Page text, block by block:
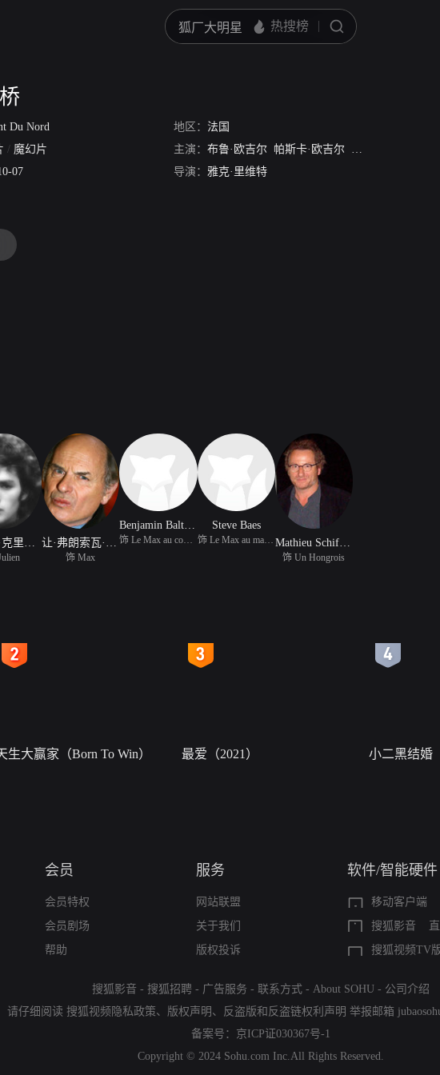
Du Nord 地区： 法国
/ 魔幻片 主演： 布鲁·欧吉尔 帕斯卡·欧吉尔 皮埃尔·克里蒙地
07 导演： 雅克·里维特
饰 Max
Benjamin Baltimore
饰 Le Max au couteau
Steve Baes
饰 Le Max au manteau Mathieu Schiffman
饰 Un Hongrois
生大赢家（Born To Win） 最爱（2021） 小二黑结婚
会员
会员特权
会员剧场
帮助
服务
网站联盟
关于我们
版权投诉
软件/智能硬件
移动客户端
搜狐影音
搜狐视频TV
搜狐影音 - 搜狐招聘 - 广告服务 - 联系方式 - About SOHU - 公司介绍
请仔细阅读 搜狐视频隐私政策、 版权声明 、 反盗版和反盗链权利声明 举报邮箱
备案号： 京ICP证030367号-1
Copyright © 2024 Sohu.com Inc.All Rights Reserved.